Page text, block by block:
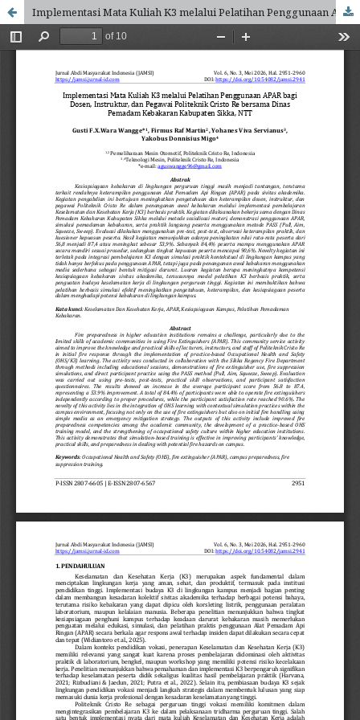
Implementasi Mata Kuliah K3 melalui Pelatihan Penggunaan APAR bagi Dosen, Instruktur, dan Pegawai Politeknik Cristo Re bersama Dinas Pemadam Kebakaran Kabupaten Sikka, NTT